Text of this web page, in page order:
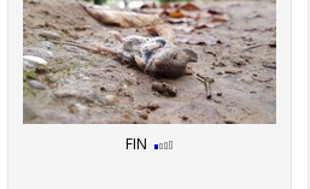
FIN